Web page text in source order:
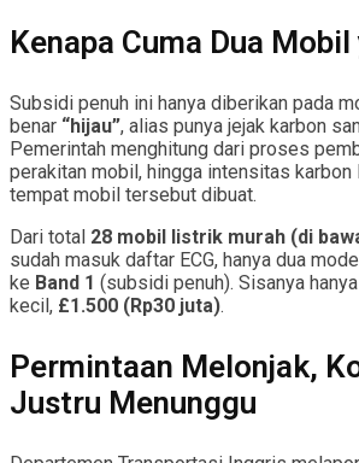
Kenapa Cuma Dua
Subsidi penuh ini hanya diberikan pada
benar “hijau”, alias punya jejak karbon
Pemerintah menghitung dari proses
perakitan mobil, hingga intensitas
tempat mobil tersebut dibuat.
Dari total 28 mobil listrik murah (di
sudah masuk daftar ECG, hanya dua
ke Band 1 (subsidi penuh). Sisanya
kecil, £1.500 (Rp30 juta).
Permintaan Melonjak,
Justru Menunggu